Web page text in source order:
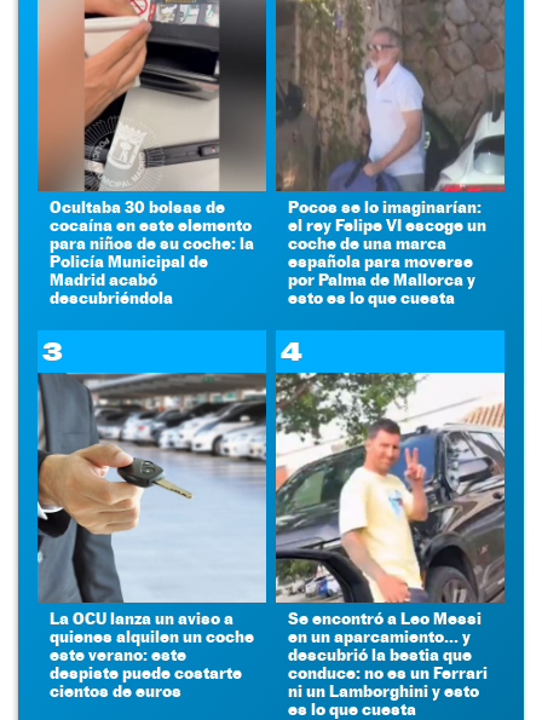
Ocultaba 30 bolsas de
cocaína en este elemento
para niños de su coche: la
Policía Municipal de
Madrid acabó
descubriéndola
Pocos se lo imaginarían:
el rey Felipe VI escoge un
coche de una marca
española para moverse
por Palma de Mallorca y
esto es lo que cuesta
3
La OCU lanza un aviso a
quienes alquilen un coche
este verano: este
despiste puede costarte
cientos de euros
4
Se encontró a Leo Messi
en un aparcamiento... y
descubrió la bestia que
conduce: no es un Ferrari
ni un Lamborghini y esto
es lo que cuesta